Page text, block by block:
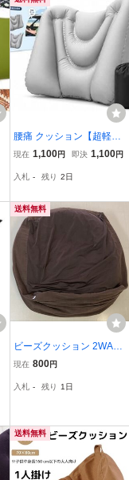
腰痛 クッション【超軽
量！】 腰枕 腰クッション
n掲載ｘ現役医師監修】腰
現在 1,100円 即決 1,100円
入札 - 残り 2日
送料無料
ビーズクッション 2WAY
キューブ ブラウン ビーズ
式会社 大阪府 現地引
現在 800円
入札 - 残り 1日
送料無料